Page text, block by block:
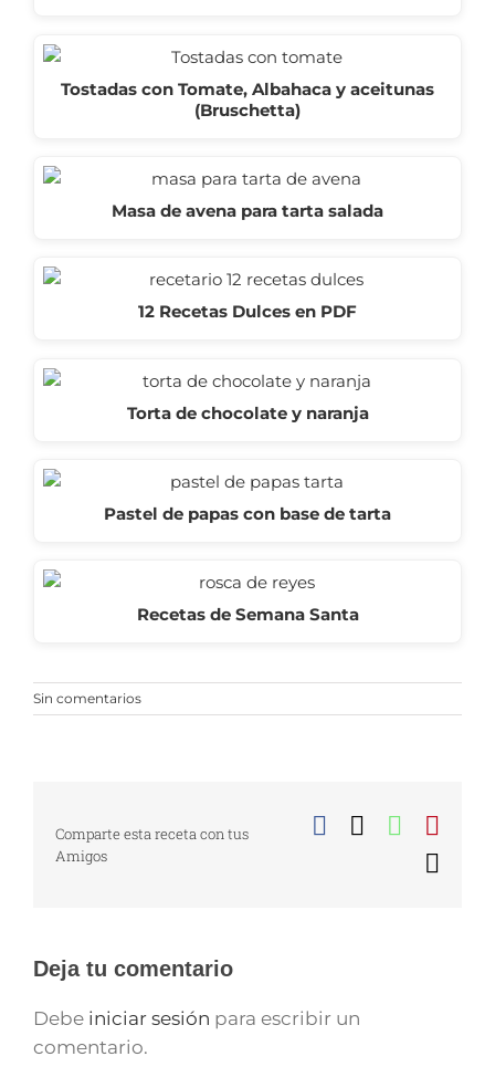
Tostadas con Tomate, Albahaca y aceitunas
(Bruschetta)
Masa de avena para tarta salada
12 Recetas Dulces en PDF
Torta de chocolate y naranja
Pastel de papas con base de tarta
Recetas de Semana Santa
Sin comentarios
Comparte esta receta con tus
Amigos
Facebook
Deja tu comentario
Debe iniciar sesión para escribir un
comentario.